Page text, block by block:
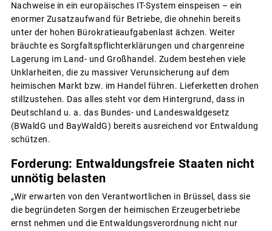
Nachweise in ein europäisches IT-System einspeisen – ein
enormer Zusatzaufwand für Betriebe, die ohnehin bereits
unter der hohen Bürokratieaufgabenlast ächzen. Weiter
bräuchte es Sorgfaltspflichterklärungen und chargenreine
Lagerung im Land- und Großhandel. Zudem bestehen viele
Unklarheiten, die zu massiver Verunsicherung auf dem
heimischen Markt bzw. im Handel führen. Lieferketten drohen
stillzustehen. Das alles steht vor dem Hintergrund, dass in
Deutschland u. a. das Bundes- und Landeswaldgesetz
(BWaldG und BayWaldG) bereits ausreichend vor Entwaldung
schützen.
Forderung: Entwaldungsfreie Staaten nicht
unnötig belasten
„Wir erwarten von den Verantwortlichen in Brüssel, dass sie
die begründeten Sorgen der heimischen Erzeugerbetriebe
ernst nehmen und die Entwaldungsverordnung nicht nur